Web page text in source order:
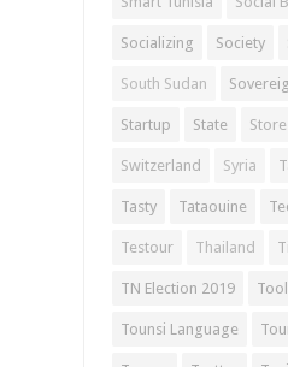
Socializing Society
South Sudan
Startup State Store
Switzerland Syria
Tasty Tataouine
Testour Thailand
TN Election 2019
Tounsi Language